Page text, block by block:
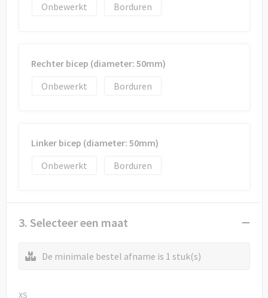
Onbewerkt
Borduren
Rechter bicep (diameter: 50mm)
Onbewerkt
Borduren
Linker bicep (diameter: 50mm)
Onbewerkt
Borduren
3. Selecteer een maat
De minimale bestel afname is 1 stuk(s)
XS